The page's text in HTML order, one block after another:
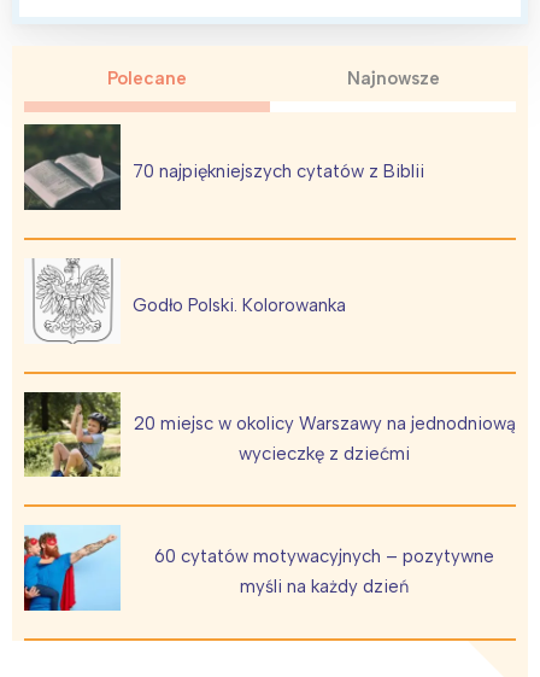
Polecane Najnowsze
70 najpiękniejszych cytatów z Biblii
Godło Polski. Kolorowanka
20 miejsc w okolicy Warszawy na jednodniową
wycieczkę z dziećmi
60 cytatów motywacyjnych – pozytywne
myśli na każdy dzień
Interesują mnie wydarzenia z
Warszawa
Łódź
Trójmiasto
Poznań
Wrocław
Kraków
Północ
Wszystkie